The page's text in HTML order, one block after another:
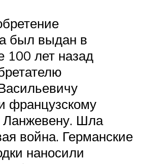
был выдан в
100 лет назад
французскому
Шла
война. Германские
наносили